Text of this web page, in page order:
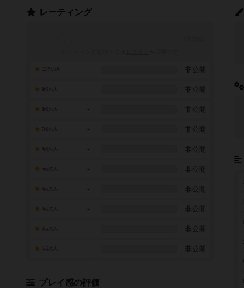
レーティング
- 非公開
- 非公開
- 非公開
7点の人 - 非公開
- 非公開
- 非公開
- 非公開
- 非公開
- 非公開
- 非公開
プレイ感の評価